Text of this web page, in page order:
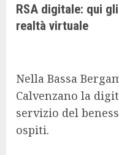
RSA digitale: qui
realtà virtuale
Nella Bassa
Calvenzano la
servizio del
ospiti.